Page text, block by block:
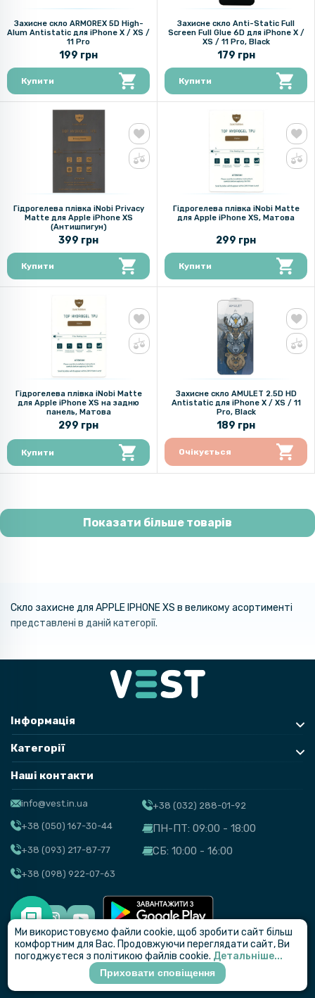
Захисне скло ARMOREX 5D High-
Alum Antistatic для iPhone X / XS /
11 Pro
199 грн
Купити
Захисне скло Anti-Static Full
Screen Full Glue 6D для iPhone X /
XS / 11 Pro​, Black
179 грн
Купити
Гідрогелева плівка iNobi Privacy
Matte для Apple iPhone XS
(Антишпигун)
399 грн
Купити
Гідрогелева плівка iNobi Matte
для Apple iPhone XS, Матова
299 грн
Купити
Гідрогелева плівка iNobi Matte
для Apple iPhone XS на задню
панель, Матова
299 грн
Купити
Захисне скло AMULET 2.5D HD
Antistatic для iPhone X / XS / 11
Pro, Black
189 грн
Очікується
Показати більше товарів
Скло захисне для APPLE IPHONE XS в великому асортименті
представлені в даній категорії.
Інформація
Категорії
Наші контакти
info@vest.in.ua
+38 (050) 167-30-44
+38 (093) 217-87-77
+38 (098) 922-07-63
+38 (032) 288-01-92
ПН-ПТ: 09:00 - 18:00
СБ: 10:00 - 16:00
© VEST
Ми використовуємо файли cookie, щоб зробити сайт більш
комфортним для Вас. Продовжуючи переглядати сайт, Ви
погоджуєтеся з політикою файлів cookie. Детальніше...
Приховати сповіщення